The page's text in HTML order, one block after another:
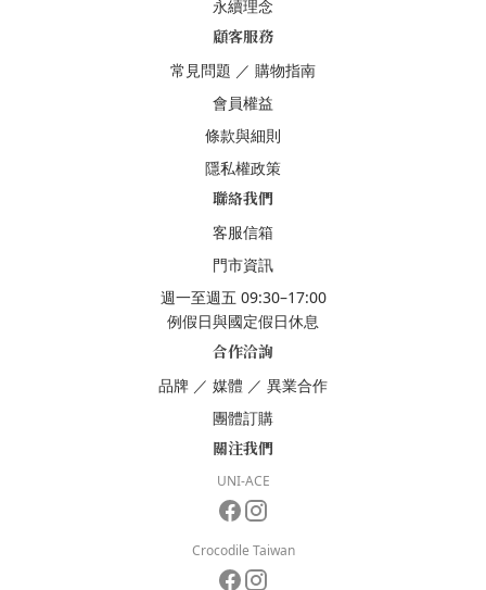
永續理念
顧客服務
常見問題 ／ 購物指南
會員權益
條款與細則
隱私權政策
聯絡我們
客服信箱
門市資訊
週一至週五 09:30–17:00
例假日與國定假日休息
合作洽詢
品牌 ／ 媒體 ／ 異業合作
團體訂購
關注我們
UNI-ACE
Crocodile Taiwan